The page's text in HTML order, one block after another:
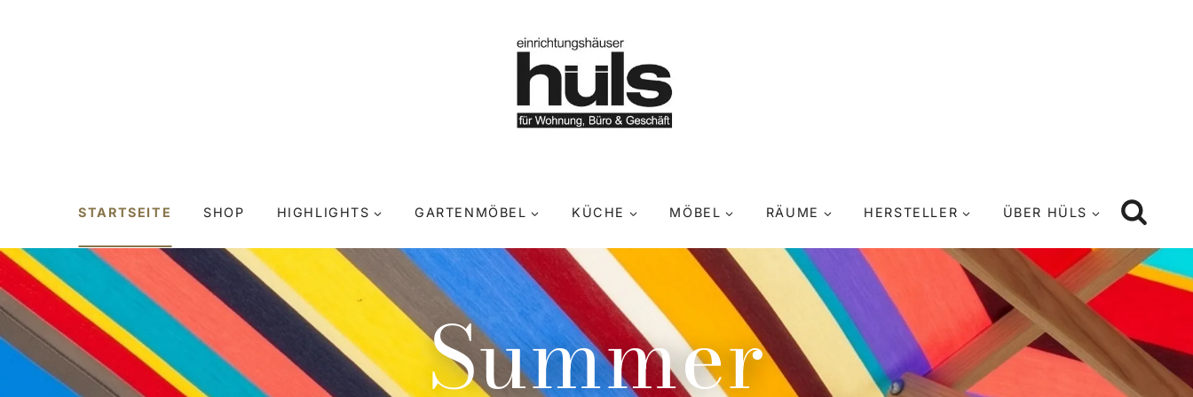
STARTSEITE SHOP HIGHLIGHTS GARTENMÖBEL KÜCHE MÖBEL RÄUME HERSTELLER ÜBER HÜLS
Summer
NEUES
KÜCHENSTUDIO?